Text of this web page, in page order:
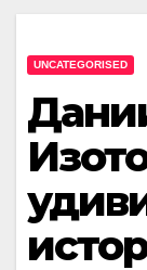
UNCATEGORISED